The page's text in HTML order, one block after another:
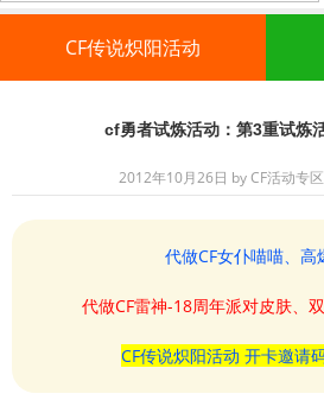
CF传说炽阳活动
cf勇者试炼活动：第3重试炼
2012年10月26日 byCF活动专
代做CF女仆喵喵、高
代做CF雷神-18周年派对皮肤、
CF传说炽阳活动 开卡邀请